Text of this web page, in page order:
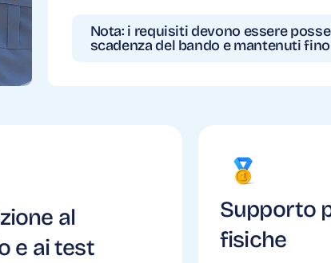
Nota: i requisiti devono essere
scadenza del bando e mantenuti
al
e ai test
Supporto
fisiche